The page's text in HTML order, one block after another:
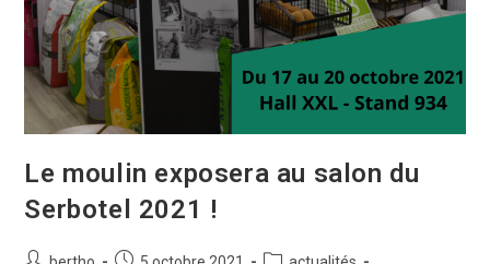
Le moulin exposera au salon du
Serbotel 2021 !